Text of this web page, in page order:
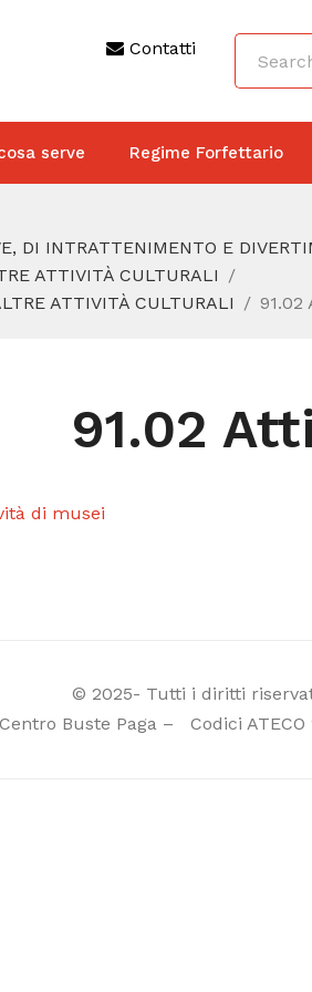
Contatti
serve Regime Forfettario
DI INTRATTENIMENTO E
ATTIVITÀ CULTURALI
ATTIVITÀ CULTURALI
91.02
di musei
© 2025- Tutti i diritti
Centro Buste Paga– Codici ATECO